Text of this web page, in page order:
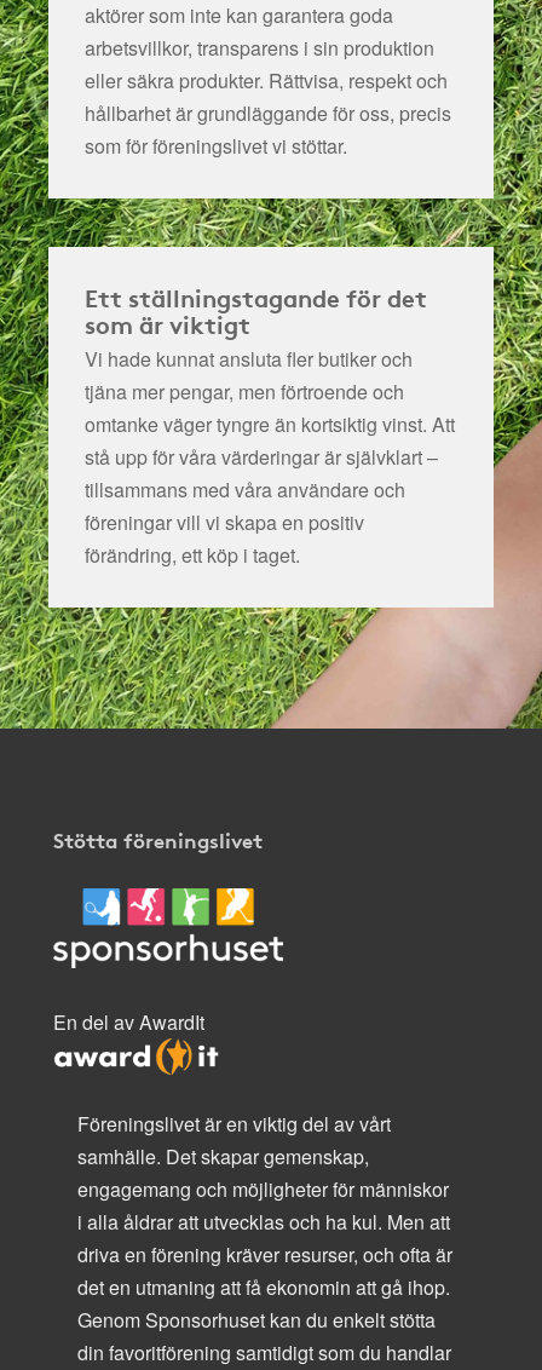
aktörer som inte kan garantera goda
arbetsvillkor, transparens i sin produktion
eller säkra produkter. Rättvisa, respekt och
hållbarhet är grundläggande för oss, precis
som för föreningslivet vi stöttar.
Ett ställningstagande för det
som är viktigt
Vi hade kunnat ansluta fler butiker och
tjäna mer pengar, men förtroende och
omtanke väger tyngre än kortsiktig vinst. Att
stå upp för våra värderingar är självklart –
tillsammans med våra användare och
föreningar vill vi skapa en positiv
förändring, ett köp i taget.
Stötta föreningslivet
En del av AwardIt
Föreningslivet är en viktig del av vårt
samhälle. Det skapar gemenskap,
engagemang och möjligheter för människor
i alla åldrar att utvecklas och ha kul. Men att
driva en förening kräver resurser, och ofta är
det en utmaning att få ekonomin att gå ihop.
Genom Sponsorhuset kan du enkelt stötta
din favoritförening samtidigt som du handlar